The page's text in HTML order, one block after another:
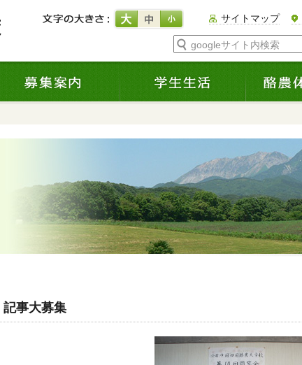
サイトマップ
googleサイト内検索
記事大募集